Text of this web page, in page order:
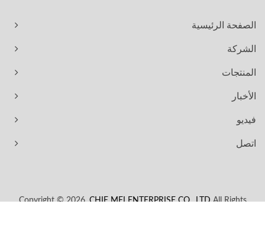
الصفحة الرئيسية
الشركة
المنتجات
الأخبار
فيديو
اتصل
Copyright © 2026 CHIE MEI ENTERPRISE CO., LTD.All Rights